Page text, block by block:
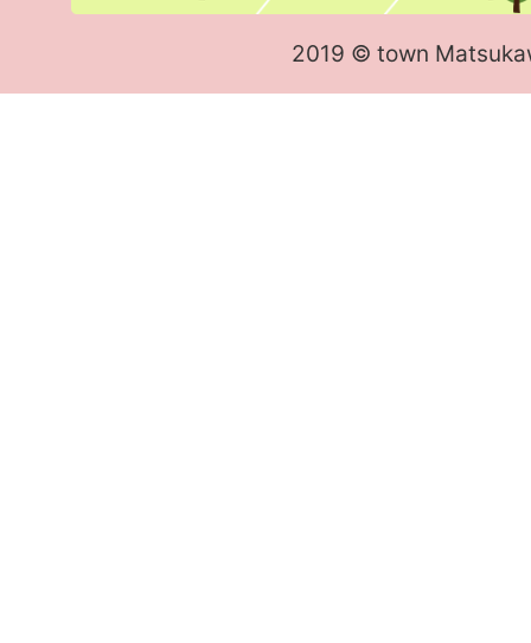
2019 © town